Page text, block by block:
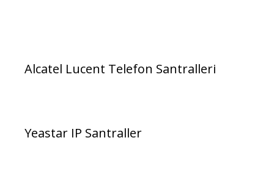
Alcatel Lucent Telefon Santralleri
Yeastar IP Santraller